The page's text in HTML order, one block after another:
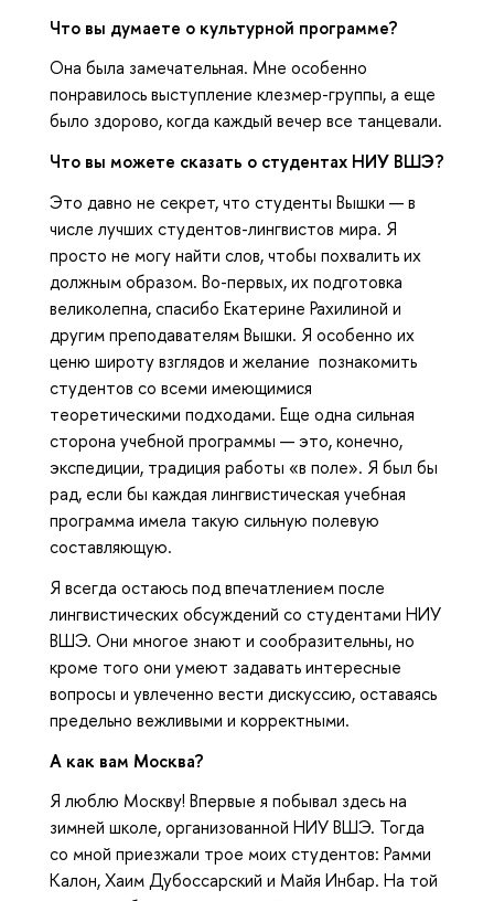
Что вы думаете о культурной программе?
Она была замечательная. Мне особенно
понравилось выступление клезмер-группы, а еще
было здорово, когда каждый вечер все танцевали.
Что вы можете сказать о студентах НИУ ВШЭ?
Это давно не секрет, что студенты Вышки — в
числе лучших студентов-лингвистов мира. Я
просто не могу найти слов, чтобы похвалить их
должным образом. Во-первых, их подготовка
великолепна, спасибо Екатерине Рахилиной и
другим преподавателям Вышки. Я особенно их
ценю широту взглядов и желание познакомить
студентов со всеми имеющимися
теоретическими подходами. Еще одна сильная
сторона учебной программы — это, конечно,
экспедиции, традиция работы «в поле». Я был бы
рад, если бы каждая лингвистическая учебная
программа имела такую сильную полевую
составляющую.
Я всегда остаюсь под впечатлением после
лингвистических обсуждений со студентами НИУ
ВШЭ. Они многое знают и сообразительны, но
кроме того они умеют задавать интересные
вопросы и увлеченно вести дискуссию, оставаясь
предельно вежливыми и корректными.
А как вам Москва?
Я люблю Москву! Впервые я побывал здесь на
зимней школе, организованной НИУ ВШЭ. Тогда
со мной приезжали трое моих студентов: Рaмми
Калон, Хаим Дубоссарский и Майя Инбар. На той